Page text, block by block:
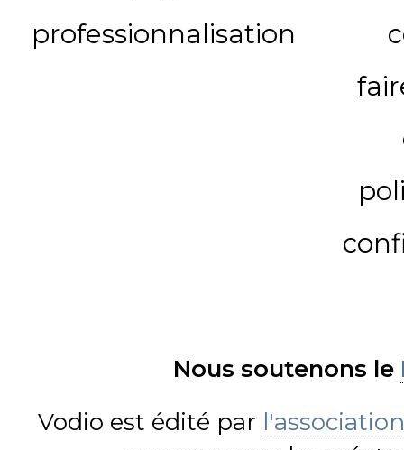
professionnalisation